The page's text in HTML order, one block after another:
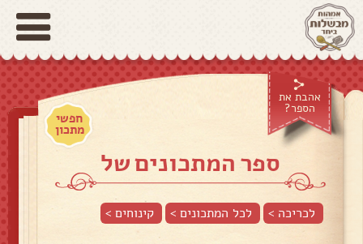
אהבת את
הספר?
חפשי
מתכון
ספר המתכונים של
לכריכה > לכל המתכונים > קינוחים>